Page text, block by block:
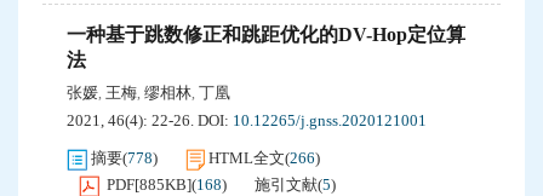
一种基于跳数修正和跳距优化的DV-Hop定位算
法
张媛, 王梅, 缪相林, 丁凰
2021, 46(4): 22-26. DOI: 10.12265/j.gnss.2020121001
摘要(778) HTML全文(266)
PDF[885KB](168) 施引文献(5)